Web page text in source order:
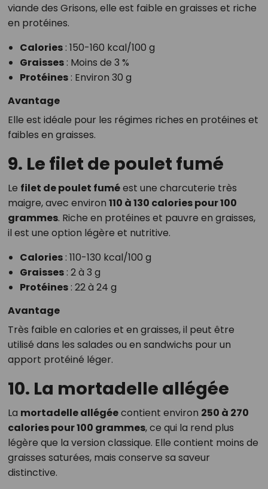
viande des Grisons, elle est faible en graisses et riche
en protéines.
Calories: 150-160 kcal/100 g
Graisses: Moins de 3 %
Protéines: Environ 30 g
Avantage
Elle est idéale pour les régimes riches en protéines et
faibles en graisses.
9. Le filet de poulet fumé
Le filet de poulet fuméest une charcuterie très
maigre, avec environ 110 à 130 calories pour 100
grammes. Riche en protéines et pauvre en graisses,
il est une option légère et nutritive.
Calories: 110-130 kcal/100 g
Graisses: 2 à 3 g
Protéines: 22 à 24 g
Avantage
Très faible en calories et en graisses, il peut être
utilisé dans les salades ou en sandwichs pour un
apport protéiné léger.
10. La mortadelle allégée
La mortadelle allégéecontient environ 250 à 270
calories pour 100 grammes, ce qui la rend plus
légère que la version classique. Elle contient moins de
graisses saturées, mais conserve sa saveur
distinctive.